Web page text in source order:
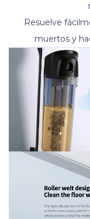
Resuelve
muertos y